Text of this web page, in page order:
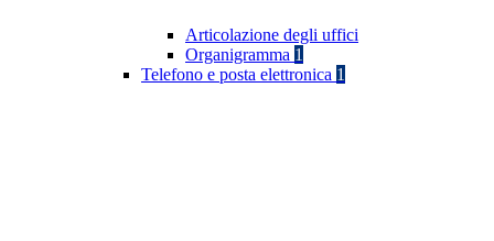
Articolazione degli uffici
Organigramma 1
Telefono e posta elettronica 1